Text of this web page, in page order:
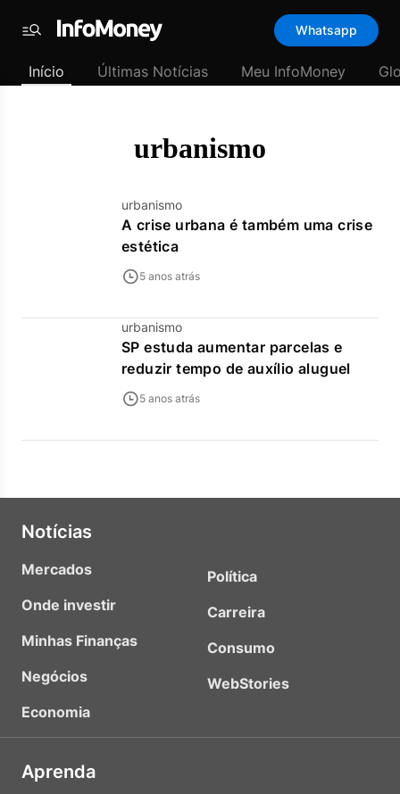
padrão
Últimas
Menu
Whatsapp
Início Últimas Notícias Meu InfoMoney
urbanismo
urbanismo
A crise urbana é também uma crise
estética
5 anos atrás
urbanismo
SP estuda aumentar parcelas e
reduzir tempo de auxílio aluguel
5 anos atrás
Notícias
Mercados
Onde investir
Minhas Finanças
Negócios
Economia
Política
Carreira
Consumo
WebStories
Aprenda